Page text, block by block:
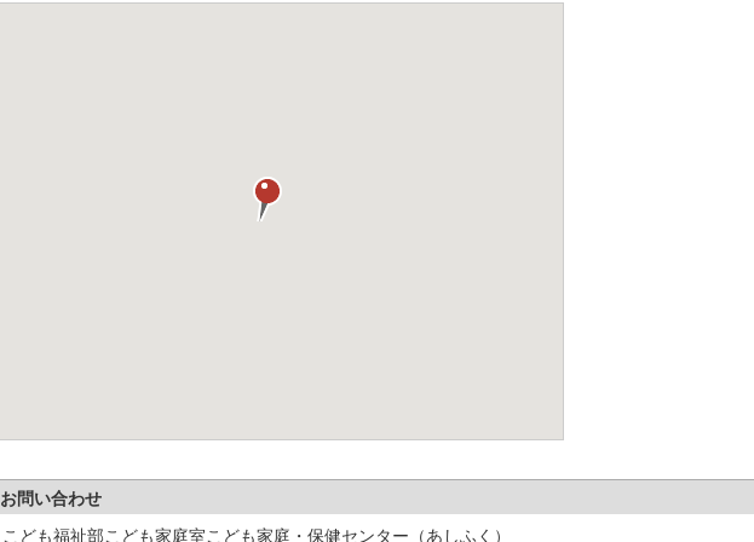
お問い合わせ
こども福祉部こども家庭室こども家庭・保健センター（あしふく）